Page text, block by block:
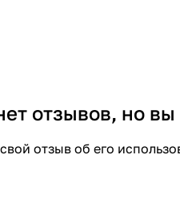
отзывов, но
отзыв об его